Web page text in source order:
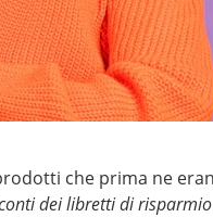
che prima ne
dei libretti di